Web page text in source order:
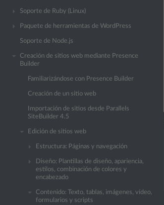
Soporte de Ruby (Linux)
Paquete de herramientas de WordPress
Soporte de Node.js
Creación de sitios web mediante Presence
Builder
Familiarizándose con Presence Builder
Creación de un sitio web
Importación de sitios desde Parallels
SiteBuilder 4.5
Edición de sitios web
Estructura: Páginas y navegación
Diseño: Plantillas de diseño, apariencia,
estilos, combinación de colores y
encabezado
Contenido: Texto, tablas, imágenes, vídeo,
formularios y scripts